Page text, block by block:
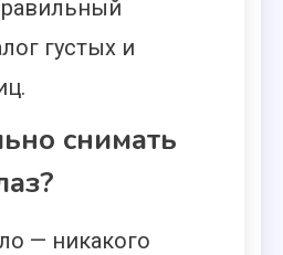
густых и
снимать
— никакого